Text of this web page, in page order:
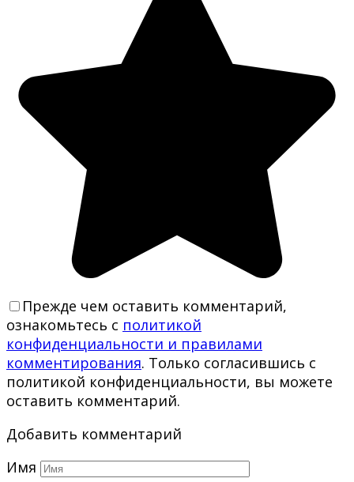
Прежде чем оставить комментарий,
ознакомьтесь с политикой
конфиденциальности и правилами
комментирования. Только согласившись с
политикой конфиденциальности, вы можете
оставить комментарий.
Добавить комментарий
Имя